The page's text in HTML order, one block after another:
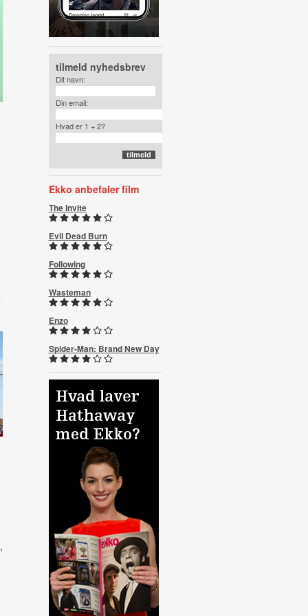
tilmeld nyhedsbrev
Dit navn:
Din email:
Hvad er 1 + 2?
Ekko anbefaler film
The Invite
Evil Dead Burn
Following
Wasteman
Enzo
Spider-Man: Brand New Day